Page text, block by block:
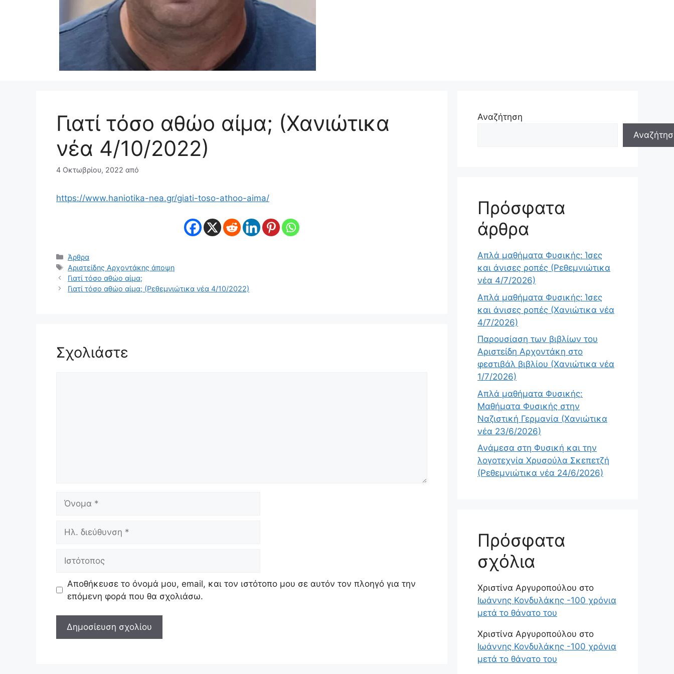
Γιατί τόσο αθώο αίμα; (Χανιώτικα
νέα 4/10/2022)
4 Οκτωβρίου, 2022 από
https://www.haniotika-nea.gr/giati-toso-athoo-aima/
Κατηγορίες
Άρθρα
Ετικέτες
Αριστείδης Αρχοντάκης άποψη
Γιατί τόσο αθώο αίμα;
Γιατί τόσο αθώο αίμα; (Ρεθεμνιώτικα νέα 4/10/2022)
Σχολιάστε
διεύθυνση
Αποθήκευσε το όνομά μου, email, και τον ιστότοπο μου σε αυτόν τον πλοηγό για την
επόμενη φορά που θα σχολιάσω.
Αναζήτηση
Πρόσφατα
άρθρα
Απλά μαθήματα Φυσικής: Ίσες
και άνισες ροπές (Ρεθεμνιώτικα
νέα 4/7/2026)
Απλά μαθήματα Φυσικής: Ίσες
και άνισες ροπές (Χανιώτικα νέα
4/7/2026)
Παρουσίαση των βιβλίων του
Αριστείδη Αρχοντάκη στο
φεστιβάλ βιβλίου (Χανιώτικα νέα
1/7/2026)
Απλά μαθήματα Φυσικής:
Μαθήματα Φυσικής στην
Ναζιστική Γερμανία (Χανιώτικα
νέα 23/6/2026)
Ανάμεσα στη Φυσική και την
λογοτεχνία Χρυσούλα Σκεπετζή
(Ρεθεμνιώτικα νέα 24/6/2026)
Πρόσφατα
σχόλια
Χριστίνα Αργυροπούλου στο
Ιωάννης Κονδυλάκης -100 χρόνια
μετά το θάνατο του
Χριστίνα Αργυροπούλου στο
Ιωάννης Κονδυλάκης -100 χρόνια
μετά το θάνατο του